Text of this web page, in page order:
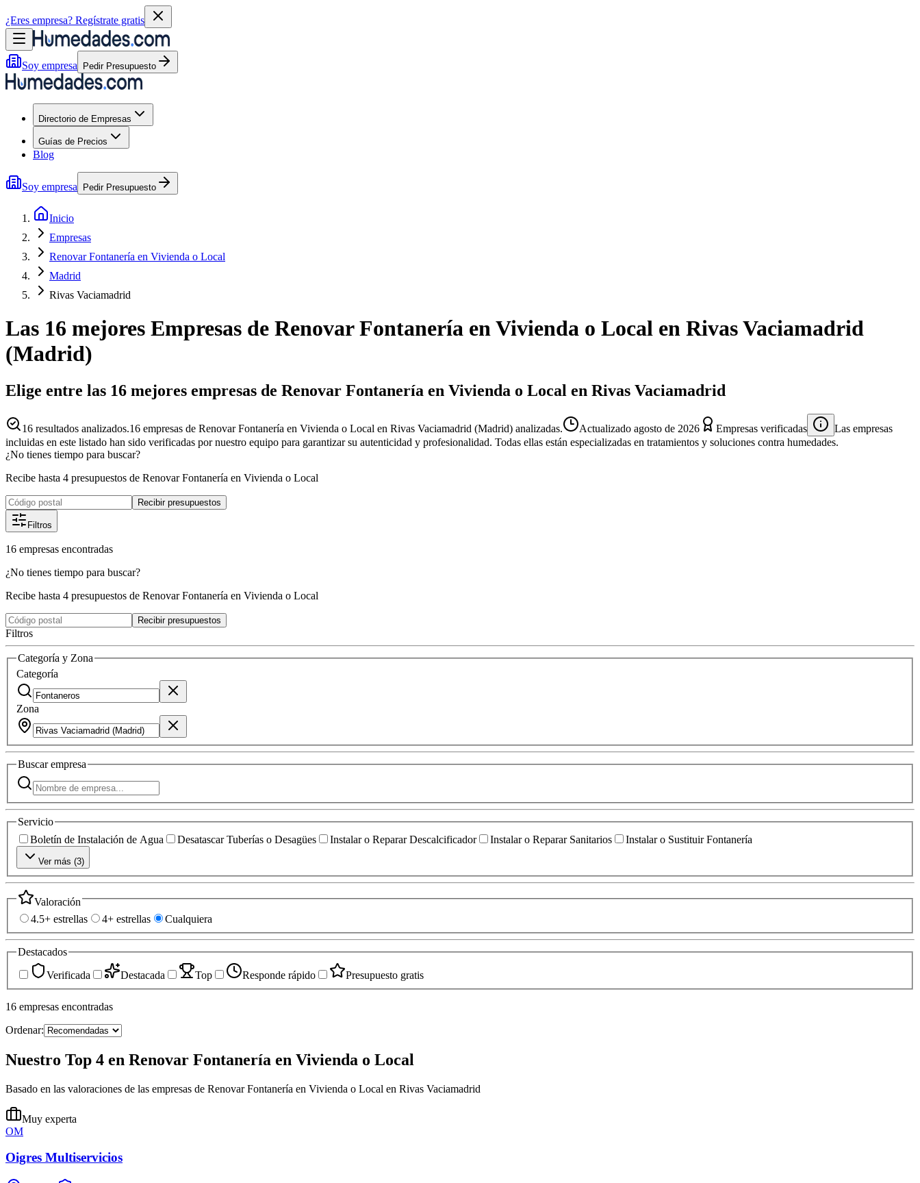
¿Eres empresa? Regístrate gratis
Soy empresa Pedir Presupuesto
Directorio de Empresas
Guías de Precios
Blog
Soy empresa Pedir Presupuesto
Inicio
Empresas
Renovar Fontanería en Vivienda o Local
Madrid
Rivas Vaciamadrid
Las 16 mejores Empresas de Renovar Fontanería en Vivienda o Local en Rivas Vaciamadrid
(Madrid)
Elige entre las 16 mejores empresas de Renovar Fontanería en Vivienda o Local en Rivas Vaciamadrid
16 resultados analizados.16 empresas de Renovar Fontanería en Vivienda o Local en Rivas Vaciamadrid (Madrid) analizadas. Actualizado agosto de 2026 Empresas verificadas
Las empresas
incluidas en este listado han sido verificadas por nuestro equipo para garantizar su autenticidad y profesionalidad. Todas ellas están especializadas en tratamientos y soluciones contra humedades.
¿No tienes tiempo para buscar?
Recibe hasta 4 presupuestos de Renovar Fontanería en Vivienda o Local
Recibir presupuestos
Filtros
16 empresas encontradas
¿No tienes tiempo para buscar?
Recibe hasta 4 presupuestos de Renovar Fontanería en Vivienda o Local
Recibir presupuestos
Filtros
Categoría y Zona
Categoría
Zona
Buscarempresa
Servicio
Boletín de Instalación de Agua
Desatascar Tuberías o Desagües Instalar o Reparar Descalcificador Instalar o Reparar Sanitarios Instalar o Sustituir Fontanería
Ver más (3)
Valoración
4.5+ estrellas
4+ estrellas Cualquiera
Destacados
Verificada
Destacada Top Responde rápido Presupuesto gratis
16 empresas encontradas
Ordenar:
Nuestro Top 4 en Renovar Fontanería en Vivienda o Local
Basado en las valoraciones de las empresas de Renovar Fontanería en Vivienda o Local en Rivas Vaciamadrid
Muy experta
OM
Oigres Multiservicios